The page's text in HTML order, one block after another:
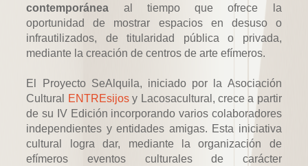
contemporánea al tiempo que ofrece la
oportunidad de mostrar espacios en desuso o
infrautilizados, de titularidad pública o privada,
mediante la creación de centros de arte efímeros.
El Proyecto SeAlquila, iniciado por la Asociación
Cultural
ENTREsijosy Lacosacultural, crece a partir
de su IV Edición incorporando varios colaboradores
independientes y entidades amigas. Esta iniciativa
cultural logra dar, mediante la organización de
efímeros eventos culturales de carácter